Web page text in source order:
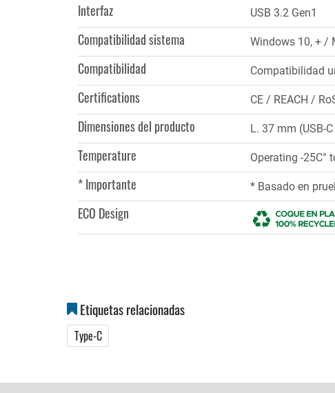
Interfaz USB 3.2 Gen1
Compatibilidad sistema Windows 10, + /
Compatibilidad Compatibilidad
Certifications CE / REACH /
Dimensiones del producto L. 37 mm (USB-
Temperature Operating -25C°
* Importante * Basado en
ECO Design
Etiquetas relacionadas
Type-C